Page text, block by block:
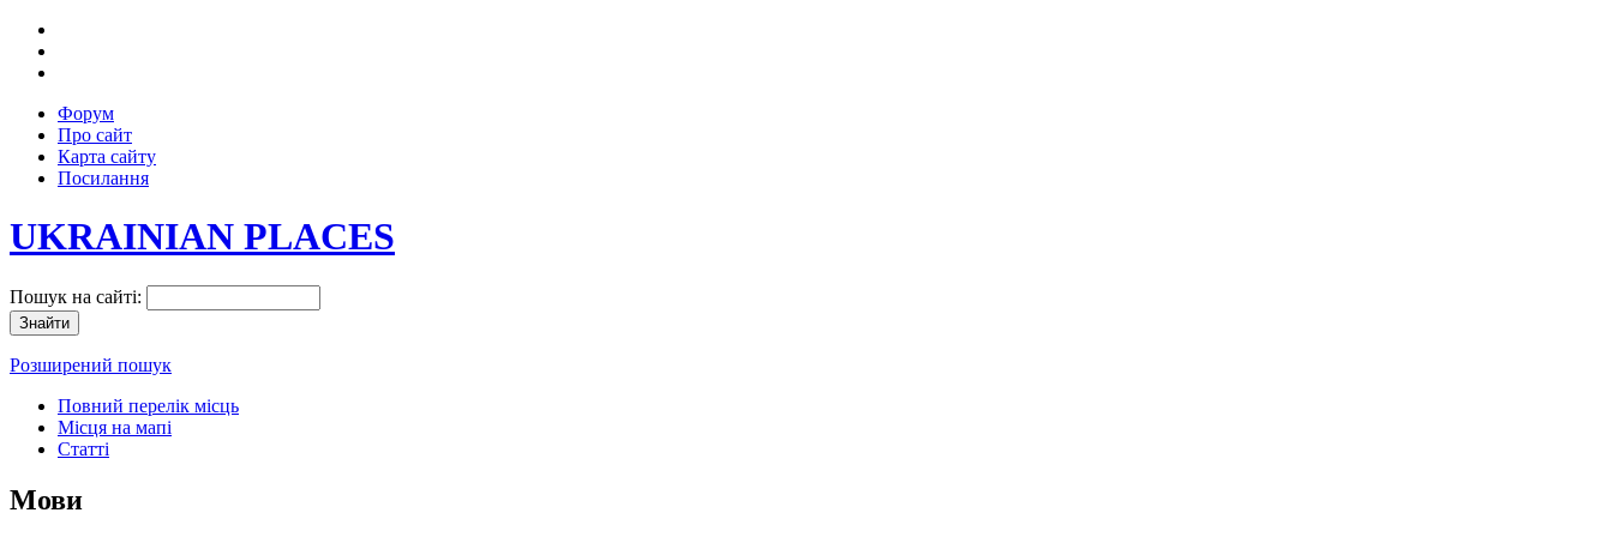
Форум
Про сайт
Карта сайту
Посилання
UKRAINIAN PLACES
Пошук на сайті:
Розширений пошук
Повний перелік місць
Місця на мапі
Статті
Мови